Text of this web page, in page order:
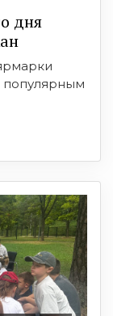
дня
популярным